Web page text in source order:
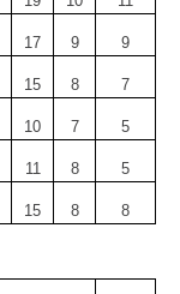
17 9 9
15 8 7
10 7 5
11 8 5
15 8 8